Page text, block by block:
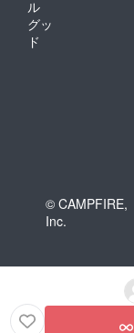
ル
グッ
ド
© CAMPFIRE,
Inc.